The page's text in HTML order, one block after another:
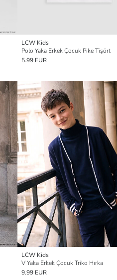
LCW Kids
Polo Yaka Erkek Çocuk Pike Tişört
5.99 EUR
LCW Kids
V Yaka Erkek Çocuk Triko Hırka
9.99 EUR